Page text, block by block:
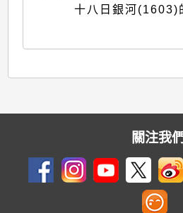
十八日銀河(1603)
關注我們